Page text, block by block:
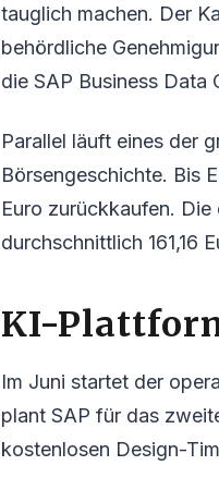
tauglich machen. Der
behördliche
die SAP Business Data
Parallel läuft eines der
Börsengeschichte. Bis
Euro zurückkaufen.
durchschnittlich 161,16
KI-
Im Juni startet der
plant SAP für das
kostenlosen Design-